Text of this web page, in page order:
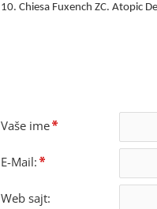
10. Chiesa Fuxench ZC. Atopic
Vaše ime
E-Mail:
Web sajt: